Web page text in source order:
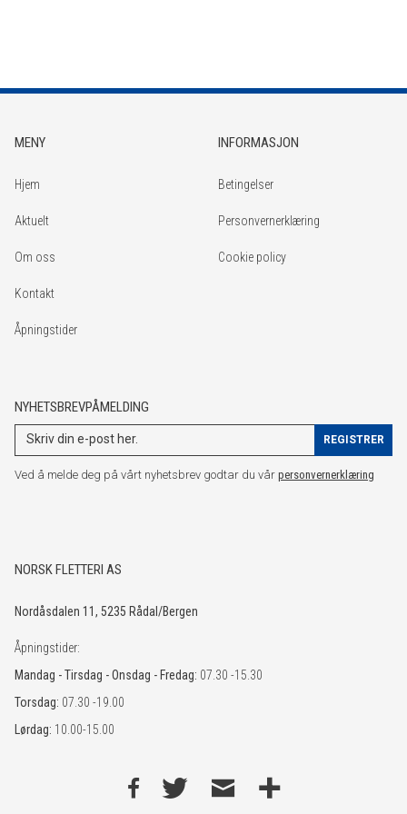
MENY
Hjem
Aktuelt
Om oss
Kontakt
Åpningstider
INFORMASJON
Betingelser
Personvernerklæring
Cookie policy
NYHETSBREVPÅMELDING
Ved å melde deg på vårt nyhetsbrev godtar du vår personvernerklæring
NORSK FLETTERI AS
Nordåsdalen 11, 5235 Rådal/Bergen
Åpningstider:
Mandag - Tirsdag - Onsdag - Fredag: 07.30 -15.30
Torsdag: 07.30 -19.00
Lørdag: 10.00-15.00